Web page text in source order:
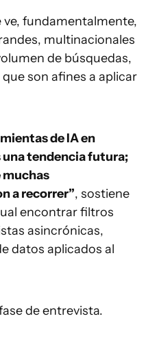
ve, fundamentalmente,
multinacionales
de búsquedas,
son afines a aplicar
de IA en
una tendencia futura;
muchas
a recorrer”, sostiene
encontrar filtros
asincrónicas,
datos aplicados al
de entrevista.